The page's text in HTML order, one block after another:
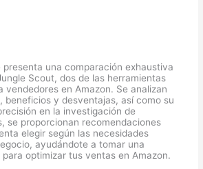
presenta una comparación exhaustiva
Scout, dos de las herramientas
vendedores en Amazon. Se analizan
beneficios y desventajas, así como su
en la investigación de
se proporcionan recomendaciones
elegir según las necesidades
ayudándote a tomar una
optimizar tus ventas en Amazon.